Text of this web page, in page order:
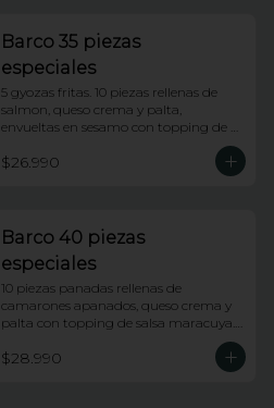
Barco 35 piezas
especiales
5 gyozas fritas. 10 piezas rellenas de
salmon, queso crema y palta,
envueltas en sesamo con topping de
piezas apanadas rellenas de pollo,
queso crema, platano frito y cebollin
kanikama apanada y palta, envueltas
en ciboulette con topping de ceviche
de salmon e hilos de camote.
$26.990
Barco 40 piezas
especiales
10 piezas panadas rellenas de
camarones apanados, queso crema y
palta con topping de salsa maracuya.
apanados, queso crema y palta
envueltas en ciboulette con topping de
$28.990